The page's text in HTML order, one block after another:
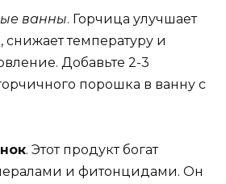
ванны. Горчица улучшает
температуру и
Добавьте 2-3
порошка в ванну с
. Этот продукт богат
и фитонцидами. Он